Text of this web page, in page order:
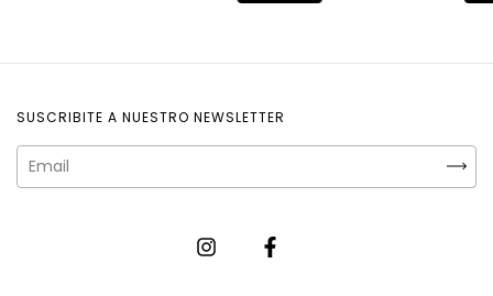
SUSCRIBITE A NUESTRO NEWSLETTER